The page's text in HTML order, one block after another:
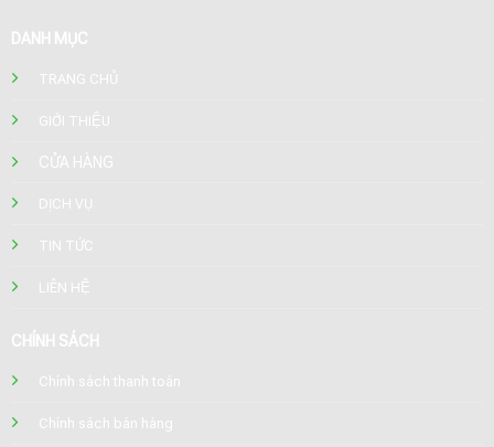
DANH MỤC
TRANG CHỦ
GIỚI THIỆU
CỬA HÀNG
DỊCH VỤ
TIN TỨC
LIÊN HỆ
CHÍNH SÁCH
Chính sách thanh toán
Chính sách bán hàng